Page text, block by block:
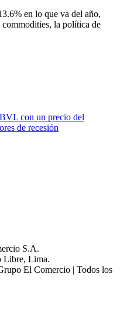
en lo que va del año,
la política de
S.A.
Libre, Lima.
El Comercio | Todos los